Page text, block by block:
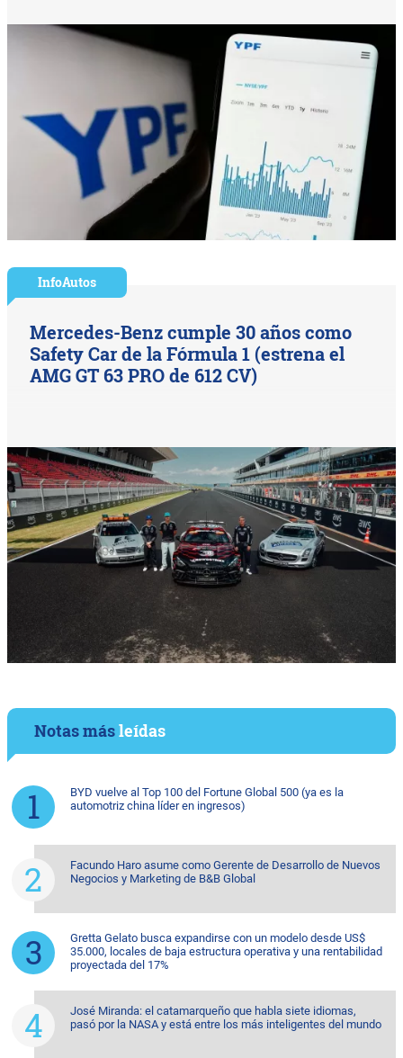
InfoAutos
Mercedes-Benz cumple 30 años como
Safety Car de la Fórmula 1 (estrena el
AMG GT 63 PRO de 612 CV)
Notas másleídas
BYD vuelve al Top 100 del Fortune Global 500 (ya es la
automotriz china líder en ingresos)
Facundo Haro asume como Gerente de Desarrollo de Nuevos
Negocios y Marketing de B&B Global
Gretta Gelato busca expandirse con un modelo desde US$
35.000, locales de baja estructura operativa y una rentabilidad
proyectada del 17%
José Miranda: el catamarqueño que habla siete idiomas,
pasó por la NASA y está entre los más inteligentes del mundo